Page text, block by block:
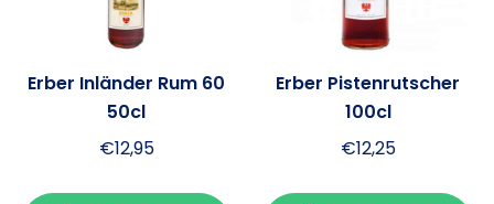
Erber Inländer Rum 60
50cl
€12,95
Erber Pistenrutscher
100cl
€12,25